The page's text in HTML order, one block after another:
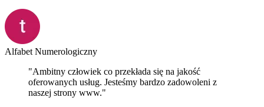
Alfabet Numerologiczny
"Ambitny człowiek co przekłada się na jakość
oferowanych usług. Jesteśmy bardzo zadowoleni z
naszej strony www."